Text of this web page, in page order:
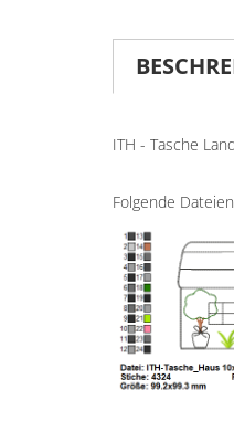
ITH - Tasche
Folgende